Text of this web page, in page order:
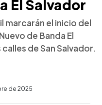
El Salvador
marcarán el inicio del
de Banda El
de San Salvador.
de 2025